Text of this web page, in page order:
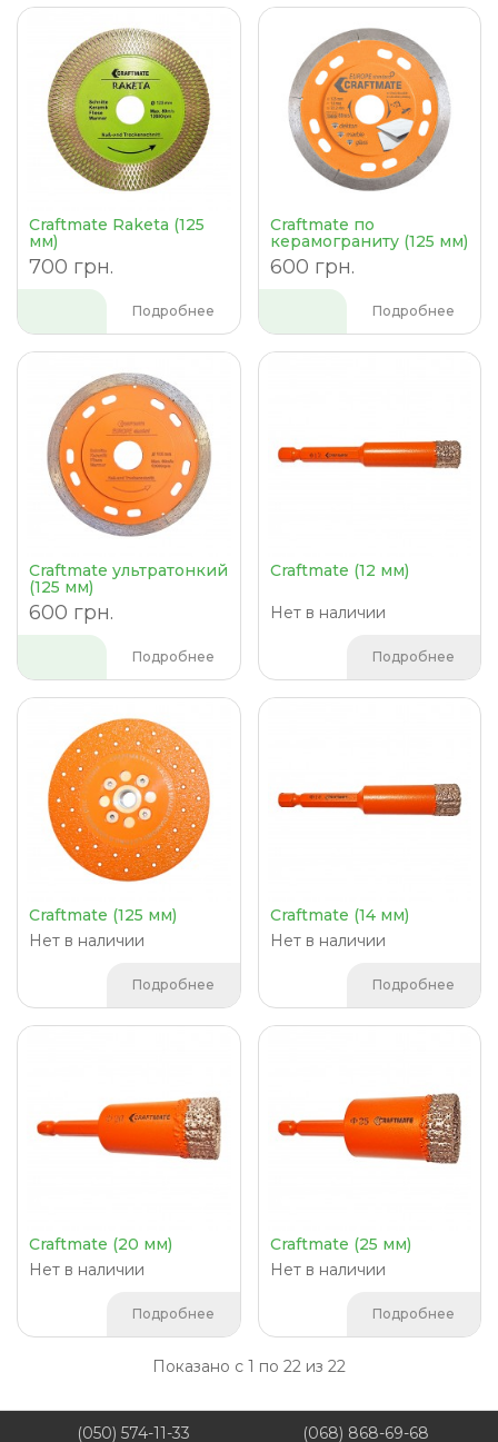
Craftmate Raketa (125
мм)
700 грн.
Подробнее
Craftmate по
керамограниту (125 мм)
600 грн.
Подробнее
Craftmate ультратонкий
(125 мм)
600 грн.
Подробнее
Craftmate (12 мм)
Нет в наличии
Подробнее
Craftmate (125 мм)
Нет в наличии
Подробнее
Craftmate (14 мм)
Нет в наличии
Подробнее
Craftmate (20 мм)
Нет в наличии
Подробнее
Craftmate (25 мм)
Нет в наличии
Подробнее
Показано с 1 по 22 из 22
(050) 574-11-33 (068) 868-69-68